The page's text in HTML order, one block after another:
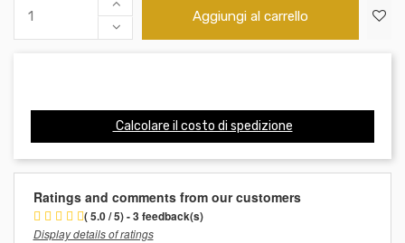
Aggiungi al carrello
Calcolare il costo di spedizione
Ratings and comments from our customers
( 5.0 / 5) - 3 feedback(s)
Display details of ratings